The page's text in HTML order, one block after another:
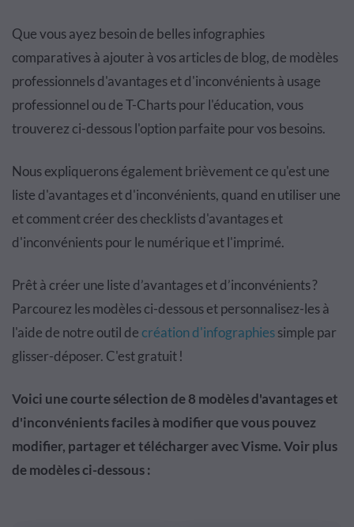
Que vous ayez besoin de belles infographies
comparatives à ajouter à vos articles de blog, de modèles
professionnels d'avantages et d'inconvénients à usage
professionnel ou de T-Charts pour l'éducation, vous
trouverez ci-dessous l'option parfaite pour vos besoins.
Nous expliquerons également brièvement ce qu'est une
liste d'avantages et d'inconvénients, quand en utiliser une
et comment créer des checklists d'avantages et
d'inconvénients pour le numérique et l'imprimé.
Prêt à créer une liste d’avantages et d’inconvénients ?
Parcourez les modèles ci-dessous et personnalisez-les à
l'aide de notre outil decréation d'infographiessimple par
glisser-déposer. C'est gratuit !
Voici une courte sélection de 8 modèles d'avantages et
d'inconvénients faciles à modifier que vous pouvez
modifier, partager et télécharger avec Visme. Voir plus
de modèles ci-dessous :